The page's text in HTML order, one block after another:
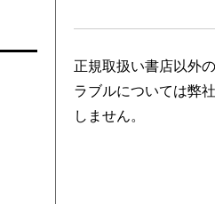
正規取扱い書店以外
ラブルについては弊
しません。